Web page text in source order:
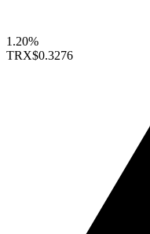
1.20%
TRX$0.3276